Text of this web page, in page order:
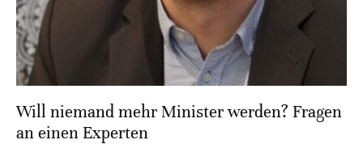
Will niemand mehr Minister werden? Fragen
an einen Experten